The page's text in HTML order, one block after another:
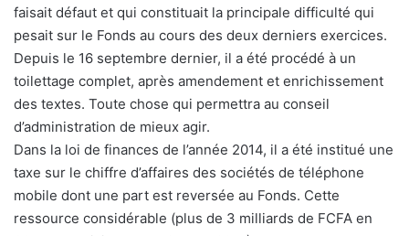
faisait défaut et qui constituait la principale difficulté qui
pesait sur le Fonds au cours des deux derniers exercices.
Depuis le 16 septembre dernier, il a été procédé à un
toilettage complet, après amendement et enrichissement
des textes. Toute chose qui permettra au conseil
d’administration de mieux agir.
Dans la loi de finances de l’année 2014, il a été institué une
taxe sur le chiffre d’affaires des sociétés de téléphone
mobile dont une part est reversée au Fonds. Cette
ressource considérable (plus de 3 milliards de FCFA en